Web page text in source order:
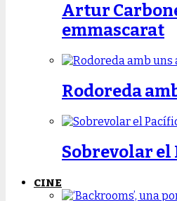
Artur
emmascarat
Rodoreda
Sobrevolar el
CINE